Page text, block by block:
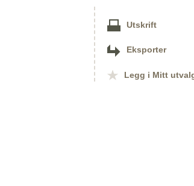
Utskrift
Eksporter
Legg i Mitt